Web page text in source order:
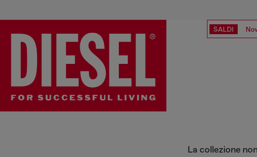
SALDI
Shop by top Collections
La collezione